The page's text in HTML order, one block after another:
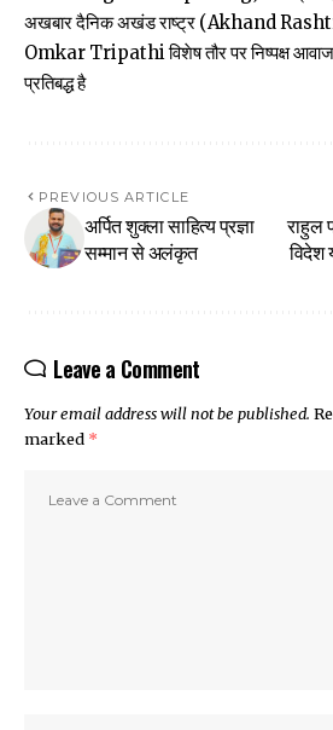
अखबार दैनिक अखंड राष्ट्र (Akhand
Omkar Tripathi विशेष तौर पर निष्पक्ष आवाज
प्रतिबद्ध है
PREVIOUS ARTICLE
अर्पित शुक्ला साहित्य प्रज्ञा
सम्मान से अलंकृत
राहुल
विदेश
Leave a Comment
Your email address will not be published.
marked *